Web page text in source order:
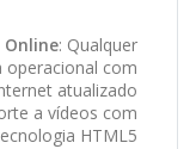
Online: Qualquer
operacional com
atualizado
a vídeos com
HTML5